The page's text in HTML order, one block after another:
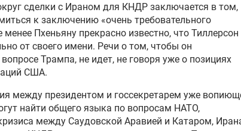
сделки с Ираном для КНДР заключается в том,
к заключению «очень требовательного
менее Пхеньяну прекрасно известно, что Тиллерсон
от своего имени. Речи о том, чтобы он
Трампа, не идет, не говоря уже о позициях
США.
между президентом и госсекретарем уже
найти общего языка по вопросам НАТО,
между Саудовской Аравией и Катаром,